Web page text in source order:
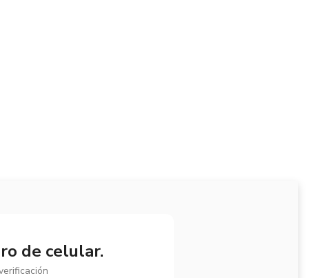
de celular.